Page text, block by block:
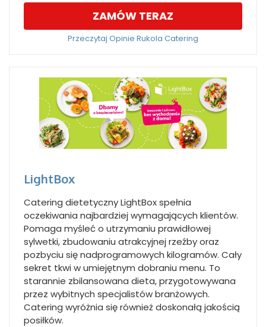
ZAMÓW TERAZ
Przeczytaj Opinie Rukola Catering
LightBox
Catering dietetyczny LightBox spełnia
oczekiwania najbardziej wymagających klientów.
Pomaga myśleć o utrzymaniu prawidłowej
sylwetki, zbudowaniu atrakcyjnej rzeźby oraz
pozbyciu się nadprogramowych kilogramów. Cały
sekret tkwi w umiejętnym dobraniu menu. To
starannie zbilansowana dieta, przygotowywana
przez wybitnych specjalistów branżowych.
Catering wyróżnia się również doskonałą jakością
posiłków.